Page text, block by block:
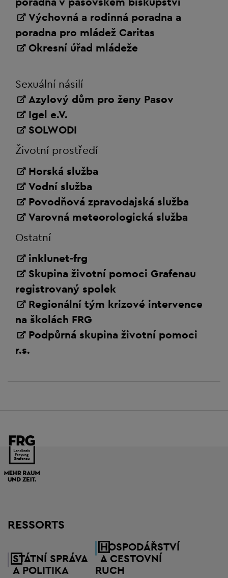
Výchovná a rodinná poradna a
poradna pro mládež Caritas
Okresní úřad mládeže
Sexuální násilí
Azylový dům pro ženy Pasov
Igel e.V.
SOLWODI
Životní prostředí
Horská služba
Vodní služba
Povodňová zpravodajská služba
Varovná meteorologická služba
Ostatní
inklunet-frg
Skupina životní pomoci Grafenau
registrovaný spolek
Regionální tým krizové intervence
na školách FRG
Podpůrná skupina životní pomoci
r.s.
RESSORTS
STÁTNÍ SPRÁVA
A POLITIKA
HOSPODÁŘSTVÍ
A CESTOVNÍ
RUCH